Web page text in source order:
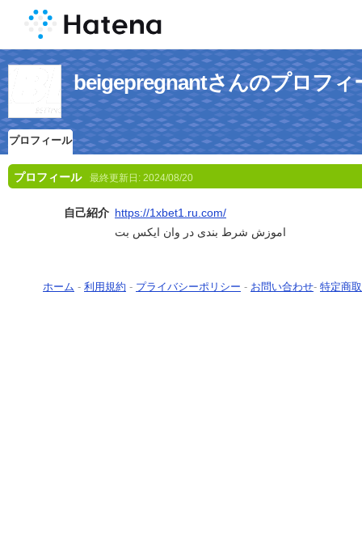
beigepregnantさんのプロフィ
プロフィール
プロフィール 最終更新日: 2024/08/20
自己紹介 https://1xbet1.ru.com/
اموزش شرط بندی در وان ایکس بت
ホーム - 利用規約 - プライバシーポリシー - お問い合わせ- 特定商